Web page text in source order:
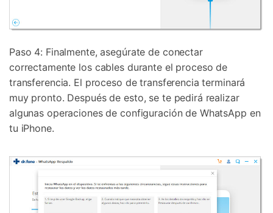
Paso 4: Finalmente, asegúrate de conectar
correctamente los cables durante el proceso de
transferencia. El proceso de transferencia terminará
muy pronto. Después de esto, se te pedirá realizar
algunas operaciones de configuración de WhatsApp en
tu iPhone.